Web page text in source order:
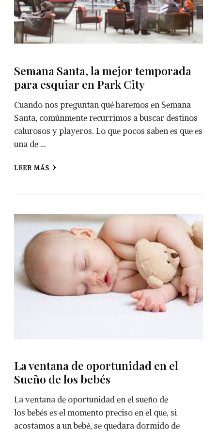
Semana Santa, la mejor temporada
para esquiar en Park City
Cuando nos preguntan qué haremos en Semana
Santa, comúnmente recurrimos a buscar destinos
calurosos y playeros. Lo que pocos saben es que es
una de …
LEER MÁS
La ventana de oportunidad en el
Sueño de los bebés
La ventana de oportunidad en el sueño de
los bebés es el momento preciso en el que, si
acostamos a un bebé, se quedara dormido de